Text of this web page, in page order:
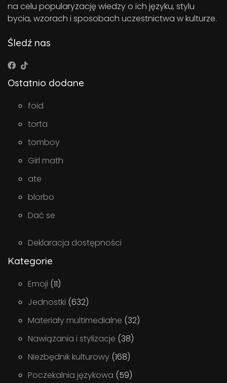
na celu popularyzację wiedzy o ich języku, stylu
bycia, wzorach i sposobach uczestnictwa w kulturze.
Śledź nas
Ostatnio dodane
foid
torta
tomboy
Girl math
ate
blorbo
Dać se
Deklaracja dostępności
Kategorie
Emoji (11)
Jednostki (632)
Materiały multimedialne (32)
Nawiązania i stylizacje (38)
Niezbędnik kulturowy (168)
Poczekalnia językowa (59)